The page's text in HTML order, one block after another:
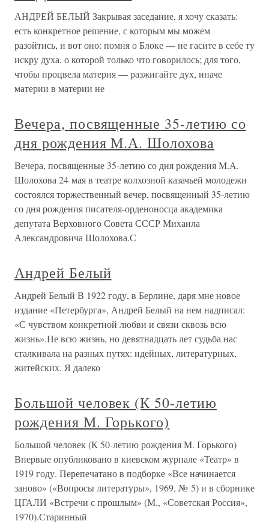
АНДРЕЙ БЕЛЫЙ Закрывая заседание, я хочу сказать:
есть конкретное решение, с которым мы можем
разойтись, и вот оно: помня о Блоке — не гасите в себе ту
искру духа, о которой только что говорилось; для того,
чтобы процвела материя — разжигайте дух, иначе
материи в материи не
Вечера, посвященные 35-летию со
дня рождения М.А. Шолохова
Вечера, посвященные 35-летию со дня рождения М.А.
Шолохова 24 мая в театре колхозной казачьей молодежи
состоялся торжественный вечер, посвященный 35-летию
со дня рождения писателя-орденоносца академика
депутата Верховного Совета СССР Михаила
Александровича Шолохова.С
Андрей Белый
Андрей Белый В 1922 году, в Берлине, даря мне новое
издание «Петербурга», Андрей Белый на нем надписал:
«С чувством конкретной любви и связи сквозь всю
жизнь».Не всю жизнь, но девятнадцать лет судьба нас
сталкивала на разных путях: идейных, литературных,
житейских. Я далеко
Большой человек (К 50-летию
рождения М. Горького)
Большой человек (К 50-летию рождения М. Горького)
Впервые опубликовано в киевском журнале «Театр» в
1919 году. Перепечатано в подборке «Все начинается
заново» («Вопросы литературы», 1969, № 5) и в сборнике
ЦГАЛИ «Встречи с прошлым» (М., «Советская Россия»,
1970).Старинный